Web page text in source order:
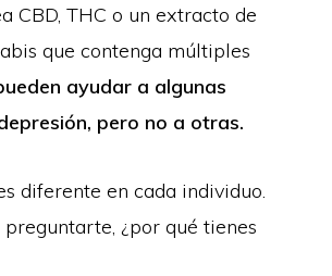
CBD, THC o un extracto de
que contenga múltiples
ayudar a algunas
pero no a otras.
diferente en cada individuo.
¿por qué tienes